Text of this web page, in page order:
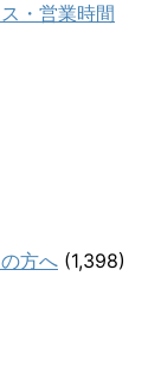
・営業時間
方へ (1,398)